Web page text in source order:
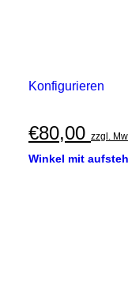
Konfigurieren
€80,00 zzgl.
Winkel mit